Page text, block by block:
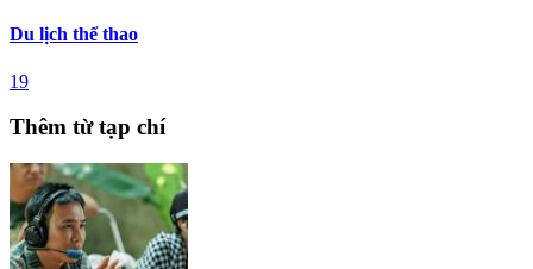
Du lịch thể thao
19
Thêm từ tạp chí